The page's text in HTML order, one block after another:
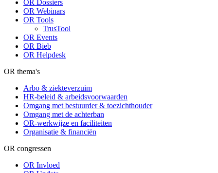
OR Dossiers
OR Webinars
OR Tools
TrusTool
OR Events
OR Bieb
OR Helpdesk
OR thema's
Arbo & ziekteverzuim
HR-beleid & arbeidsvoorwaarden
Omgang met bestuurder & toezichthouder
Omgang met de achterban
OR-werkwijze en faciliteiten
Organisatie & financiën
OR congressen
OR Invloed